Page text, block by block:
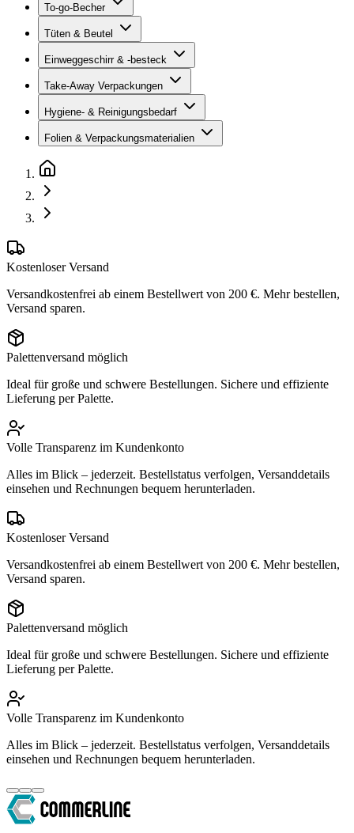
To-go-Becher
Tüten & Beutel
Einweggeschirr & -besteck
Take-Away Verpackungen
Hygiene- & Reinigungsbedarf
Folien & Verpackungsmaterialien
Kostenloser Versand
Versandkostenfrei ab einem Bestellwert von 200 €. Mehr bestellen,
Versand sparen.
Palettenversand möglich
Ideal für große und schwere Bestellungen. Sichere und effiziente
Lieferung per Palette.
Volle Transparenz im Kundenkonto
Alles im Blick – jederzeit. Bestellstatus verfolgen, Versanddetails
einsehen und Rechnungen bequem herunterladen.
Kostenloser Versand
Versandkostenfrei ab einem Bestellwert von 200 €. Mehr bestellen,
Versand sparen.
Palettenversand möglich
Ideal für große und schwere Bestellungen. Sichere und effiziente
Lieferung per Palette.
Volle Transparenz im Kundenkonto
Alles im Blick – jederzeit. Bestellstatus verfolgen, Versanddetails
einsehen und Rechnungen bequem herunterladen.